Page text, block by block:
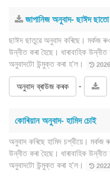
জাপানিজ অনুবাদ- ছাঈদ ছাতো
ছাঈদ ছাতুৱে অনুবাদ কৰিছে। মৰ্কজ
উন্নীত কৰা হৈছে। ধাৰাবাহিক
অনুবাদটো উন্মুক্ত কৰা হ'ল।
অনুবাদ ব্ৰাউজ কৰক -
কোৰিয়ান অনুবাদ- হামিদ চোই
অনুবাদ কৰিছে হামিদ চশ্বীয়ে। মৰ্কজ
উন্নীত কৰা হৈছে। ধাৰাবাহিক
অনুবাদটো উন্মুক্ত কৰা হ'ল।